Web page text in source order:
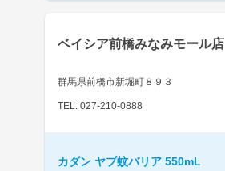
ベイシア前橋みなみモール店
群馬県前橋市新堀町８９３
TEL: 027-210-0888
カダン ヤブ蚊バリア 550mL